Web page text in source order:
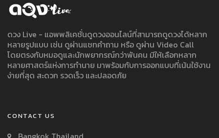
ดวง Live - แอพพลิเคชั่นดูดวงออนไลน์ที่สามารถดูดวงได้หลาก
หลายรูปแบบ เช่น ดูผ่านแชทคำถาม หรือ ดูผ่าน Video Call
โดยตรงกับหมอดูและนักพยากรณ์กว่าพันคน มีให้เลือกหลาก
หลายศาสตร์แห่งการทำนาย มาพร้อมกับการออกแบบที่เน้นใช้งาน
ง่ายที่สุด สะดวก รวดเร็ว และปลอดภัย
CONTACT US